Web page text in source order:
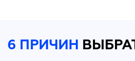
6 ПРИЧИН